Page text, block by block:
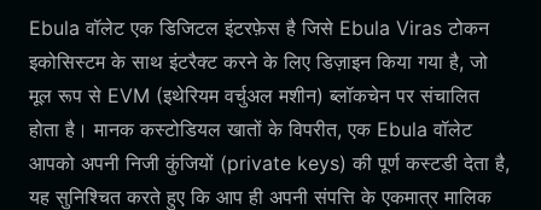
Ebula वॉलेट एक डिजिटल इंटरफ़ेस है जिसे Ebula Viras टोकन
इकोसिस्टम के साथ इंटरैक्ट करने के लिए डिज़ाइन किया गया है, जो
मूल रूप से EVM (इथेरियम वर्चुअल मशीन) ब्लॉकचेन पर संचालित
होता है। मानक कस्टोडियल खातों के विपरीत, एक Ebula वॉलेट
आपको अपनी निजी कुंजियों (private keys) की पूर्ण कस्टडी देता है,
यह सुनिश्चित करते हुए कि आप ही अपनी संपत्ति के एकमात्र मालिक